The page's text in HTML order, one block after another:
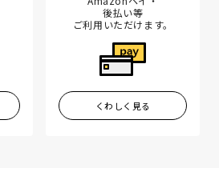
後払い等
ご利用いただけます。
くわしく見る